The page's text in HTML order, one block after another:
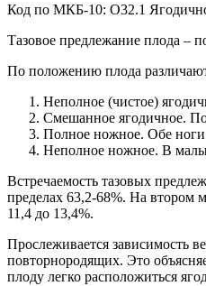
Код по МКБ-10: О32.1
Тазовое предлежание плода –
По положению плода
Неполное (чистое)
Смешанное ягодичное.
Полное ножное. Обе ноги
Неполное ножное. В
Встречаемость тазовых
пределах 63,2-68%. На втором
11,4 до 13,4%.
Прослеживается зависимость
повторнородящих. Это
плоду легко расположиться